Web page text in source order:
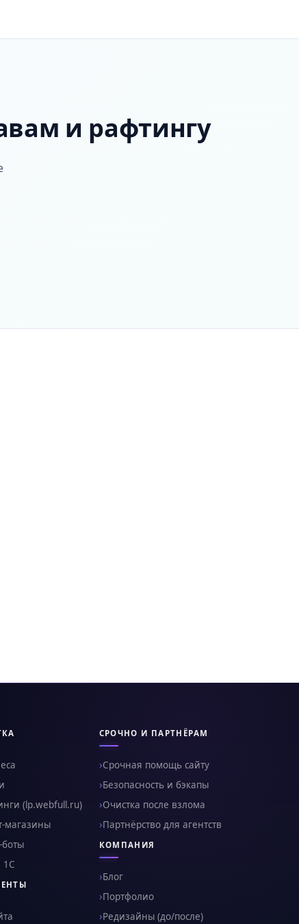
и рафтингу
(lp.webfull.ru)
магазины
боты
1С
СРОЧНО И ПАРТНЁРАМ
Срочная помощь сайту
Безопасность и бэкапы
Очистка после взлома
Партнёрство для агентств
КОМПАНИЯ
Блог
Портфолио
Редизайны (до/после)